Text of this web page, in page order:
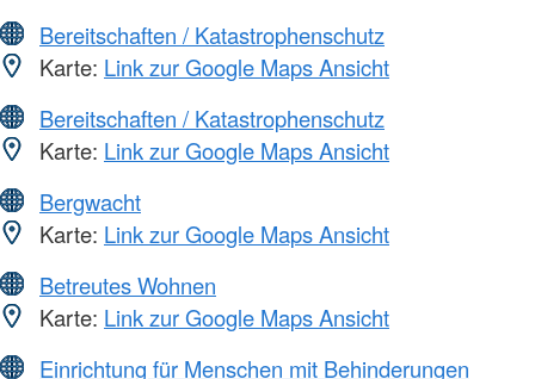
Bereitschaften / Katastrophenschutz
Karte: Link zur Google Maps Ansicht
Bereitschaften / Katastrophenschutz
Karte: Link zur Google Maps Ansicht
Bergwacht
Karte: Link zur Google Maps Ansicht
Betreutes Wohnen
Karte: Link zur Google Maps Ansicht
Einrichtung für Menschen mit Behinderungen